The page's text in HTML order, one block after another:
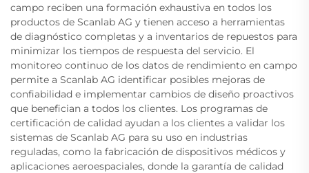
campo reciben una formación exhaustiva en todos los
productos de Scanlab AG y tienen acceso a herramientas
de diagnóstico completas y a inventarios de repuestos para
minimizar los tiempos de respuesta del servicio. El
monitoreo continuo de los datos de rendimiento en campo
permite a Scanlab AG identificar posibles mejoras de
confiabilidad e implementar cambios de diseño proactivos
que benefician a todos los clientes. Los programas de
certificación de calidad ayudan a los clientes a validar los
sistemas de Scanlab AG para su uso en industrias
reguladas, como la fabricación de dispositivos médicos y
aplicaciones aeroespaciales, donde la garantía de calidad